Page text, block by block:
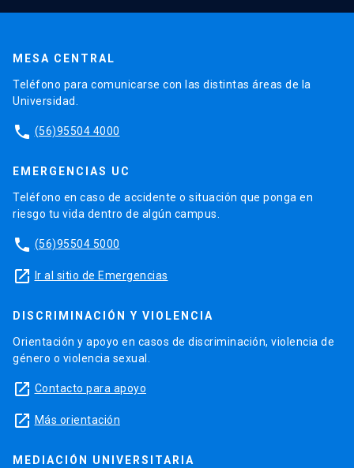
MESA CENTRAL
Teléfono para comunicarse con las distintas áreas de la
Universidad.
phone (56)95504 4000
EMERGENCIAS UC
Teléfono en caso de accidente o situación que ponga en
riesgo tu vida dentro de algún campus.
phone (56)95504 5000
launch Ir al sitio de Emergencias
DISCRIMINACIÓN Y VIOLENCIA
Orientación y apoyo en casos de discriminación, violencia de
género o violencia sexual.
launch Contacto para apoyo
launch Más orientación
MEDIACIÓN UNIVERSITARIA